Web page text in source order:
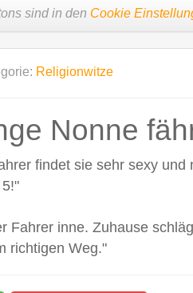
sind in den Cookie
Religionwitze
Nonne
findet sie sehr sexy
Fahrer inne. Zuhause
richtigen Weg."